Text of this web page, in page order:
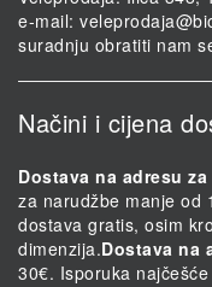
e-mail:
suradnju obratiti nam
Načini i cijena
Dostava na adresu
za narudžbe manje od
dostava gratis, osim
dimenzija.Dostava na
30€. Isporuka